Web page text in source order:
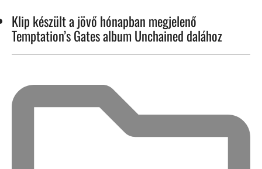
Klip készült a jövő hónapban megjelenő
Temptation’s Gates album Unchained dalához